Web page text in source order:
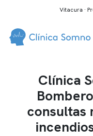
Vitacura ·
Clínica
consultas